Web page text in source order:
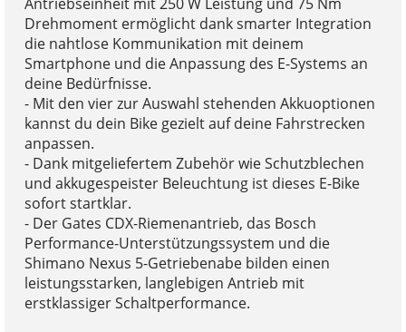
Drehmoment ermöglicht dank smarter Integration
die nahtlose Kommunikation mit deinem
Smartphone und die Anpassung des E-Systems an
deine Bedürfnisse.
- Mit den vier zur Auswahl stehenden Akkuoptionen
kannst du dein Bike gezielt auf deine Fahrstrecken
anpassen.
- Dank mitgeliefertem Zubehör wie Schutzblechen
und akkugespeister Beleuchtung ist dieses E-Bike
sofort startklar.
- Der Gates CDX-Riemenantrieb, das Bosch
Performance-Unterstützungssystem und die
Shimano Nexus 5-Getriebenabe bilden einen
leistungsstarken, langlebigen Antrieb mit
erstklassiger Schaltperformance.